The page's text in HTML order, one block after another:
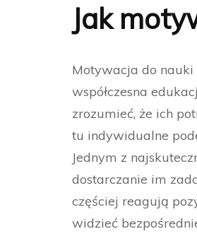
Jak
Motywacja do nauki
współczesna
zrozumieć, że ich
tu indywidualne
Jednym z
dostarczanie im
częściej reagują
widzieć